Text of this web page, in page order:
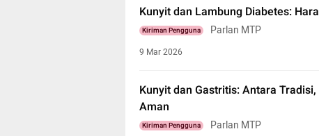
Kunyit dan Lambung Diabetes:
Kiriman Pengguna Parlan MTP
9 Mar 2026
Kunyit dan Gastritis: Antara
Aman
Kiriman Pengguna Parlan MTP